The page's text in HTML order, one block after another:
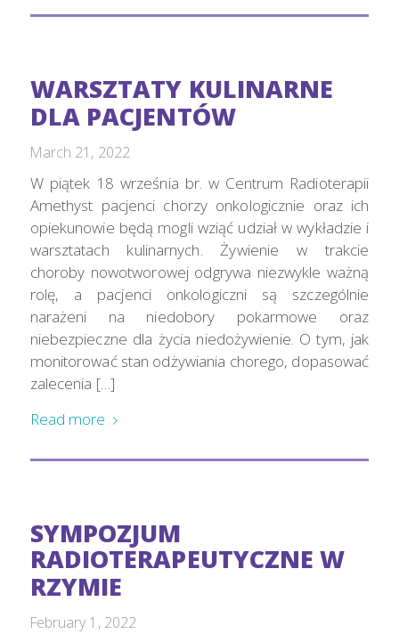
WARSZTATY KULINARNE
DLA PACJENTÓW
March 21, 2022
W piątek 18 września br. w Centrum Radioterapii
Amethyst pacjenci chorzy onkologicznie oraz ich
opiekunowie będą mogli wziąć udział w wykładzie i
warsztatach kulinarnych. Żywienie w trakcie
choroby nowotworowej odgrywa niezwykle ważną
rolę, a pacjenci onkologiczni są szczególnie
narażeni na niedobory pokarmowe oraz
niebezpieczne dla życia niedożywienie. O tym, jak
monitorować stan odżywiania chorego, dopasować
zalecenia […]
Read more
SYMPOZJUM
RADIOTERAPEUTYCZNE W
RZYMIE
February 1, 2022